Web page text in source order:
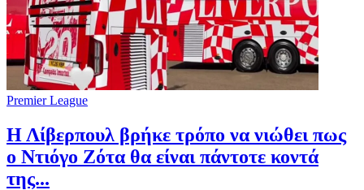
Premier League
Η Λίβερπουλ βρήκε τρόπο να νιώθει πως
ο Ντιόγο Ζότα θα είναι πάντοτε κοντά
της...